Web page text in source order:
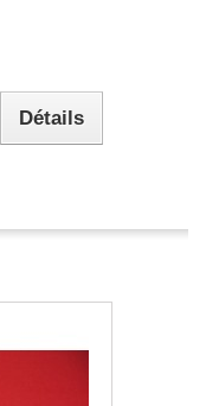
Détails